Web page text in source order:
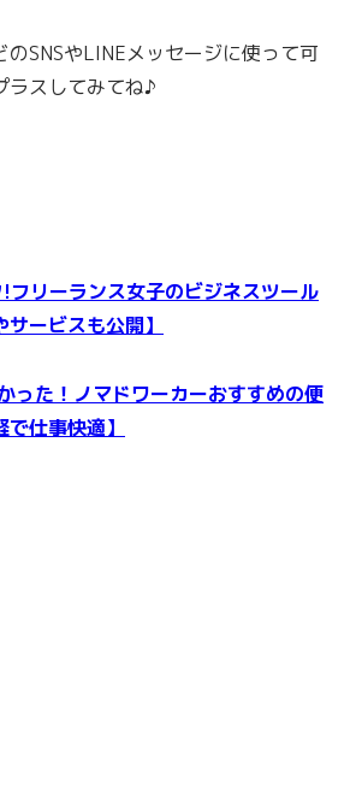
のSNSやLINEメッセージに使って可
ラスしてみてね♪
リーランス女子のビジネスツール
サービスも公開】
った！ノマドワーカーおすすめの便
仕事快適】